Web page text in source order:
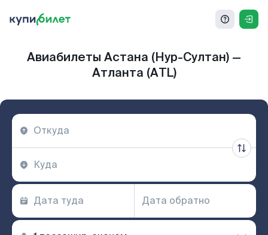
Авиабилеты Астана (Нур-Султан) —
Атланта (ATL)